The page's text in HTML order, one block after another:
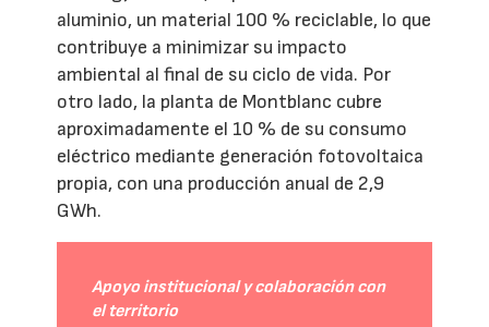
aluminio, un material 100 % reciclable, lo que
contribuye a minimizar su impacto
ambiental al final de su ciclo de vida. Por
otro lado, la planta de Montblanc cubre
aproximadamente el 10 % de su consumo
eléctrico mediante generación fotovoltaica
propia, con una producción anual de 2,9
GWh.
Apoyo institucional y colaboración con
el territorio